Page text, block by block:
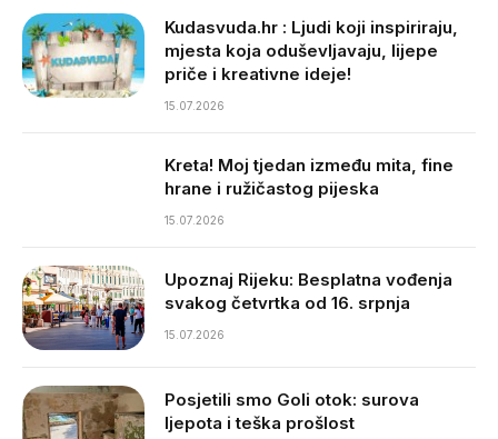
Kudasvuda.hr : Ljudi koji inspiriraju,
mjesta koja oduševljavaju, lijepe
priče i kreativne ideje!
15.07.2026
Kreta! Moj tjedan između mita, fine
hrane i ružičastog pijeska
15.07.2026
Upoznaj Rijeku: Besplatna vođenja
svakog četvrtka od 16. srpnja
15.07.2026
Posjetili smo Goli otok: surova
ljepota i teška prošlost